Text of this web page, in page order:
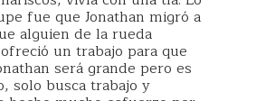
fue que Jonathan migró a
alguien de la rueda
un trabajo para que
será grande pero es
solo busca trabajo y